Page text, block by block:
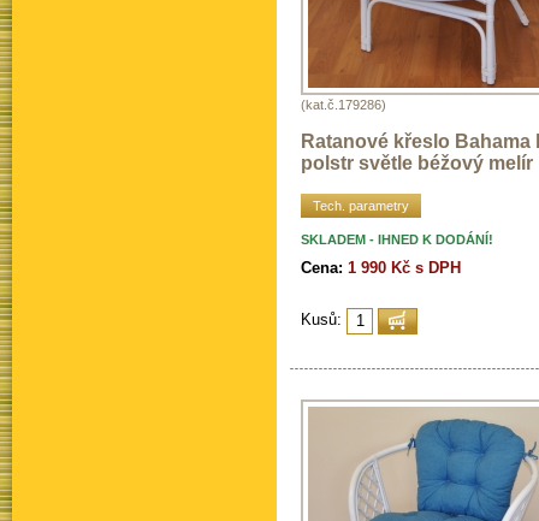
(kat.č.179286)
Ratanové křeslo Bahama
polstr světle béžový melír
Tech. parametry
SKLADEM - IHNED K DODÁNÍ!
Cena: 1 990 Kč s DPH
Kusů: